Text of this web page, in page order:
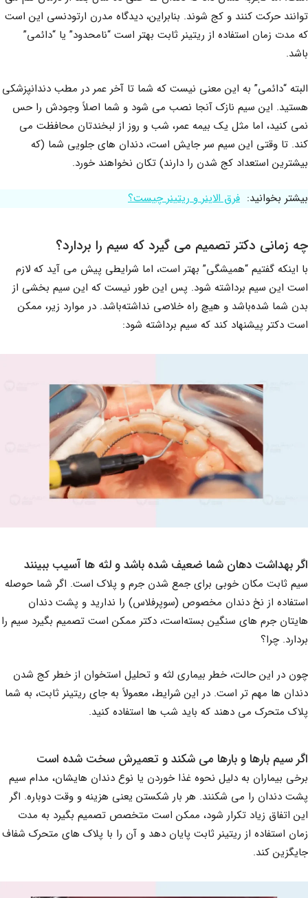
توانند حرکت کنند و کج شوند. بنابراین، دیدگاه مدرن ارتودنسی این است
که مدت زمان استفاده از ریتینر ثابت بهتر است “نامحدود” یا “دائمی”
باشد.
البته “دائمی” به این معنی نیست که شما تا آخر عمر در مطب دندانپزشکی
هستید. این سیم نازک آنجا نصب می شود و شما اصلاً وجودش را حس
نمی کنید، اما مثل یک بیمه عمر، شب و روز از لبخندتان محافظت می
کند. تا وقتی این سیم سر جایش است، دندان های جلویی شما (که
بیشترین استعداد کج شدن را دارند) تکان نخواهند خورد.
بیشتر بخوانید: فرق الاینر و ریتینر چیست؟
چه زمانی دکتر تصمیم می گیرد که سیم را بردارد؟
با اینکه گفتیم “همیشگی” بهتر است، اما شرایطی پیش می آید که لازم
است این سیم برداشته شود. پس این طور نیست که این سیم بخشی از
بدن شما شده‌باشد و هیچ راه خلاصی نداشته‌باشد. در موارد زیر، ممکن
است دکتر پیشنهاد کند که سیم برداشته شود:
اگر بهداشت دهان شما ضعیف شده باشد و لثه ها آسیب ببینند
سیم ثابت مکان خوبی برای جمع شدن جرم و پلاک است. اگر شما حوصله
استفاده از نخ دندان مخصوص (سوپرفلاس) را ندارید و پشت دندان
هایتان جرم های سنگین بسته‌است، دکتر ممکن است تصمیم بگیرد سیم را
بردارد. چرا؟
چون در این حالت، خطر بیماری لثه و تحلیل استخوان از خطر کج شدن
دندان ها مهم تر است. در این شرایط، معمولاً به جای ریتینر ثابت، به شما
پلاک متحرک می دهند که باید شب ها استفاده کنید.
اگر سیم بارها و بارها می شکند و تعمیرش سخت شده است
برخی بیماران به دلیل نحوه غذا خوردن یا نوع دندان هایشان، مدام سیم
پشت دندان را می شکنند. هر بار شکستن یعنی هزینه و وقت دوباره. اگر
این اتفاق زیاد تکرار شود، ممکن است متخصص تصمیم بگیرد به مدت
زمان استفاده از ریتینر ثابت پایان دهد و آن را با پلاک های متحرک شفاف
جایگزین کند.